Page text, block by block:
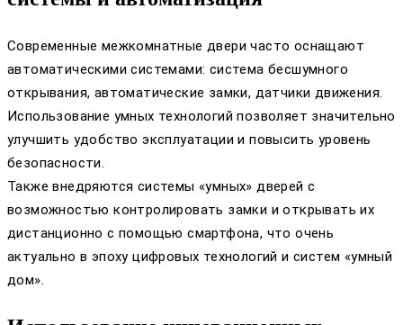
Современные межкомнатные двери часто оснащают
автоматическими системами: система бесшумного
открывания, автоматические замки, датчики движения.
Использование умных технологий позволяет значительно
улучшить удобство эксплуатации и повысить уровень
безопасности.
Также внедряются системы «умных» дверей с
возможностью контролировать замки и открывать их
дистанционно с помощью смартфона, что очень
актуально в эпоху цифровых технологий и систем «умный
дом».